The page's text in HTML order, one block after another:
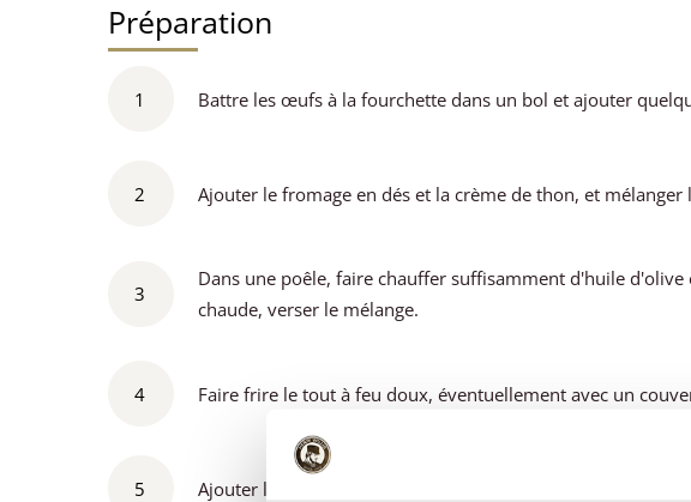
Préparation
1 Battre les œufs à la fourchette dans un bol et ajouter
2 Ajouter le fromage en dés et la crème de thon, et mélanger
3
Dans une poêle, faire chauffer suffisamment d'huile
chaude, verser le mélange.
4 Faire frire le tout à feu doux, éventuellement avec un
5 Ajouter les tranches de jambon et les taralli émiettés avant